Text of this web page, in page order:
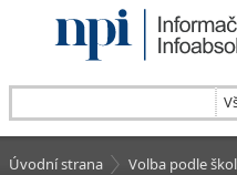
Úvodní strana Volba podle